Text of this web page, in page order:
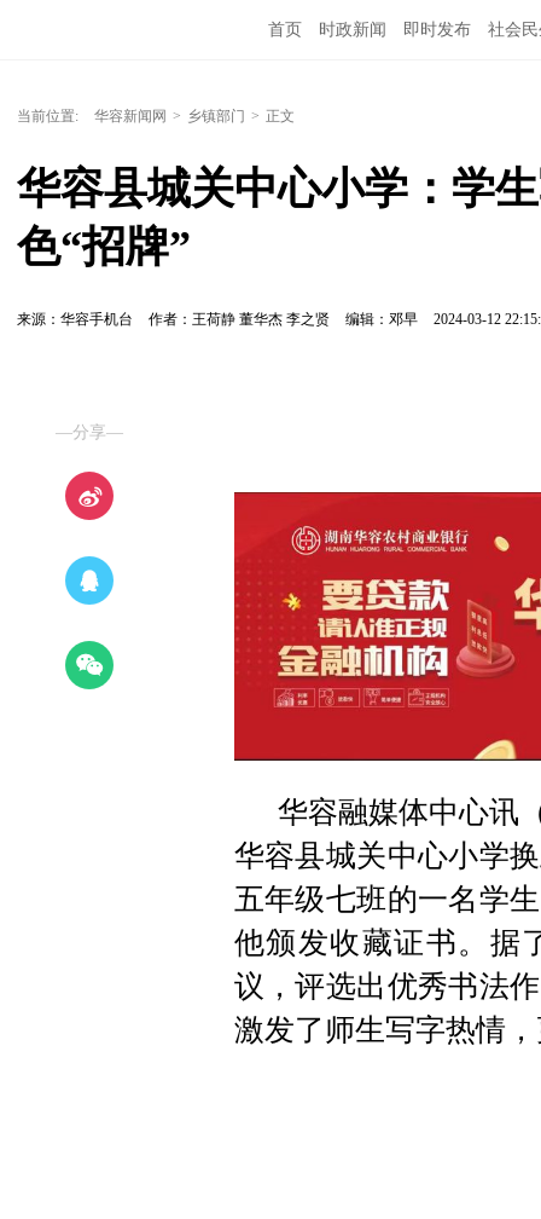
首页 时政新闻 即时发布 社会
当前位置: 华容新闻网 > 乡镇部门 > 正文
华容县城关中心小学：学
色“招牌”
来源：华容手机台 作者：王荷静 董华杰 李之贤 编辑：邓早 2024-03-12
—分享—
华容融媒体中心讯
华容县城关中心小学
五年级七班的一名学
他颁发收藏证书。据
议，评选出优秀书法
激发了师生写字热情